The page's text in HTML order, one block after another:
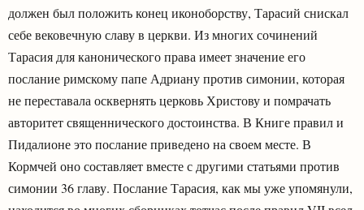
должен был положить конец иконоборству, Тарасий снискал
себе вековечную славу в церкви. Из многих сочинений
Тарасия для канонического права имеет значение его
послание римскому папе Адриану против симонии, которая
не переставала осквернять церковь Христову и помрачать
авторитет священнического достоинства. В Книге правил и
Пидалионе это послание приведено на своем месте. В
Кормчей оно составляет вместе с другими статьями против
симонии 36 главу. Послание Тарасия, как мы уже упомянули,